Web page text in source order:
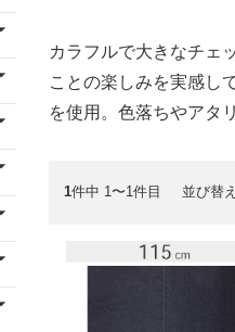
カラフルで大きなチェ
ことの楽しみを実感し
を使用。色落ちやアタ
1件中 1〜1件目 並び替え